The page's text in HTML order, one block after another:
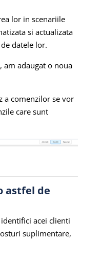
lor in scenariile
si actualizata
datele lor.
, am adaugat o noua
a comenzilor se vor
care sunt
astfel de
acei clienti
suplimentare,